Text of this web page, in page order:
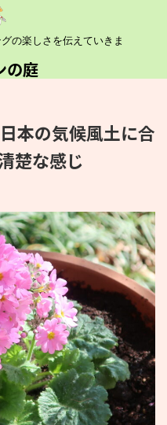
の楽しさを伝えていきま
の庭
本の気候風土に合
楚な感じ